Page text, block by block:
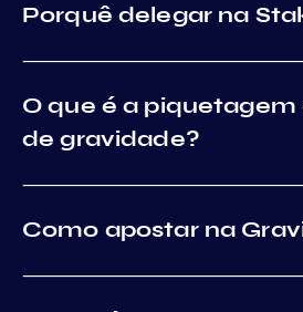
Porquê delegar na
O que é a
de gravidade?
Como apostar na